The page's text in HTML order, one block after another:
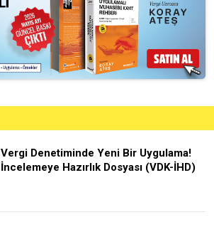
Vergi Denetiminde Yeni Bir Uygulama!
İncelemeye Hazırlık Dosyası (VDK-İHD)